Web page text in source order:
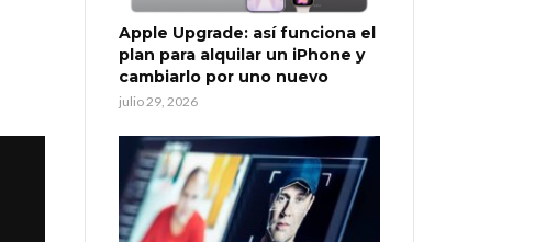
Apple Upgrade: así funciona el
plan para alquilar un iPhone y
cambiarlo por uno nuevo
julio 29, 2026